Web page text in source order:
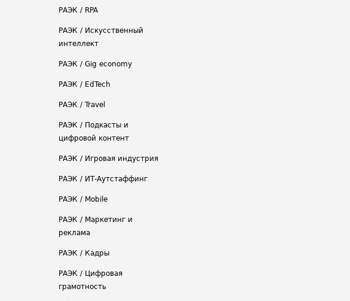
РАЭК / RPA
РАЭК / Искусственный
интеллект
РАЭК / Gig economy
РАЭК / EdTech
РАЭК / Travel
РАЭК / Подкасты и
цифровой контент
РАЭК / Игровая индустрия
РАЭК / ИТ-Аутстаффинг
РАЭК / Mobile
РАЭК / Маркетинг и
реклама
РАЭК / Кадры
РАЭК / Цифровая
грамотность